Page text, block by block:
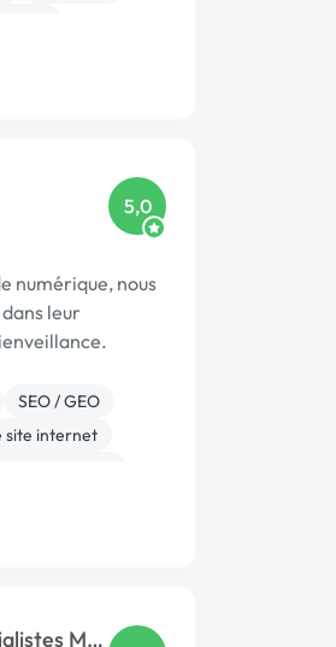
5,0
numérique, nous
leur
SEO / GEO
site internet
Ms